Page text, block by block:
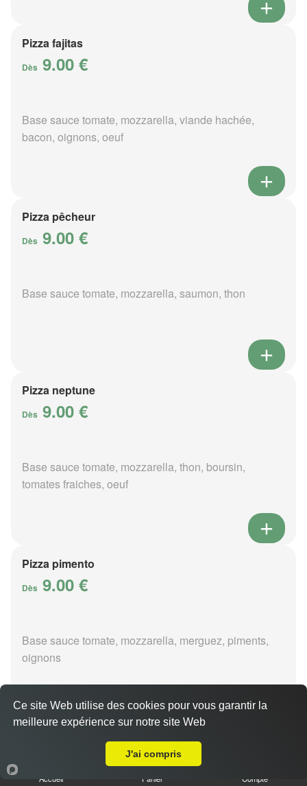
Pizza fajitas
Dès 9.00 €
Base sauce tomate, mozzarella, viande hachée,
bacon, oignons, oeuf
Pizza pêcheur
Dès 9.00 €
Base sauce tomate, mozzarella, saumon, thon
Pizza neptune
Dès 9.00 €
Base sauce tomate, mozzarella, thon, boursin,
tomates fraiches, oeuf
Pizza pimento
Dès 9.00 €
Base sauce tomate, mozzarella, merguez, piments,
oignons
Accueil Panier Compte
Ce site Web utilise des cookies pour vous garantir la
meilleure expérience sur notre site Web
J'ai compris